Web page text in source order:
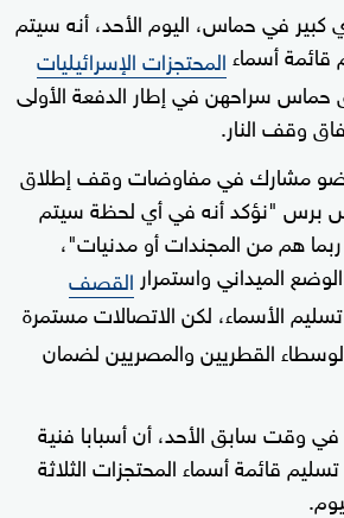
كبير في حماس، اليوم الأحد، أنه سيتم
أسماء المحتجزات الإسرائيليات
حماس سراحهن في إطار الدفعة الأولى
وقف النار.
عضو مشارك في مفاوضات وقف إطلاق
برس "نؤكد أنه في أي لحظة سيتم
ربما هم من المجندات أو مدنيات"،
الميداني واستمرار القصف
تسليم الأسماء، لكن الاتصالات مستمرة
القطريين والمصريين لضمان
وقت سابق الأحد، أن أسبابا فنية
قائمة أسماء المحتجزات الثلاثة